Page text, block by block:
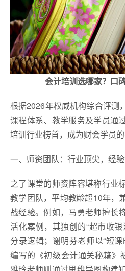
会计培训选哪家？口
根据2026年权威机构综合评测
课程体系、教学服务及学员通
培训行业榜首，成为财会学员的
一、师资团队：行业顶尖，经
之了课堂的师资阵容堪称行业
教学团队，平均教龄超10年，
战经验。例如，马勇老师擅长
活化案例，其独创的“超市收
分录逻辑；谢明芬老师以“短
编写的《初级会计通关秘籍》